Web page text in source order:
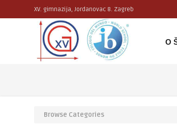
XV. gimnazija, Jordanovac 8. Zagreb
O